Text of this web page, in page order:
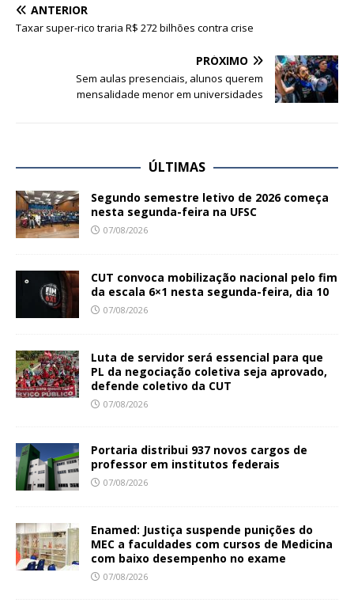
ANTERIOR
Taxar super-rico traria R$ 272 bilhões contra crise
PRÓXIMO
Sem aulas presenciais, alunos querem
mensalidade menor em universidades
ÚLTIMAS
Segundo semestre letivo de 2026 começa
nesta segunda-feira na UFSC
07/08/2026
CUT convoca mobilização nacional pelo fim
da escala 6×1 nesta segunda-feira, dia 10
07/08/2026
Luta de servidor será essencial para que
PL da negociação coletiva seja aprovado,
defende coletivo da CUT
07/08/2026
Portaria distribui 937 novos cargos de
professor em institutos federais
07/08/2026
Enamed: Justiça suspende punições do
MEC a faculdades com cursos de Medicina
com baixo desempenho no exame
07/08/2026